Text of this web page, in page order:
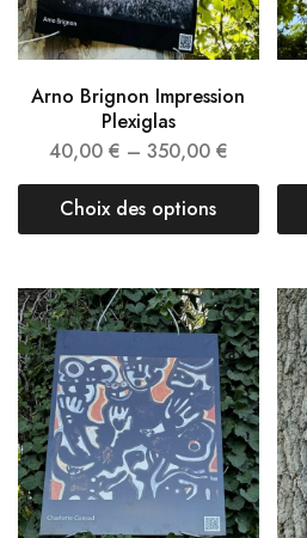
Arno Brignon Impression
Plexiglas
40,00 € – 350,00 €
Choix des options